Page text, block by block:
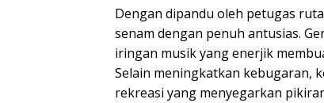
Dengan dipandu oleh petugas
senam dengan penuh antusias.
iringan musik yang enerjik
Selain meningkatkan kebugaran,
rekreasi yang menyegarkan